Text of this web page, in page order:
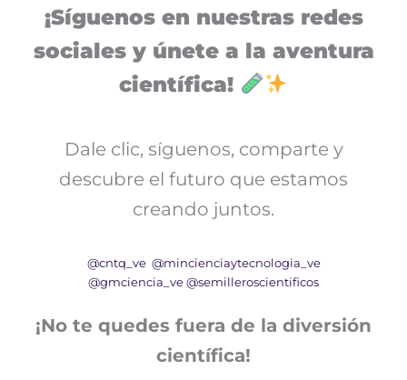
¡Síguenos en nuestras redes
sociales y únete a la aventura
científica!
Dale clic, síguenos, comparte y
descubre el futuro que estamos
creando juntos.
@cntq_ve @mincienciaytecnologia_ve
@gmciencia_ve @semilleroscientificos
¡No te quedes fuera de la diversión
científica!